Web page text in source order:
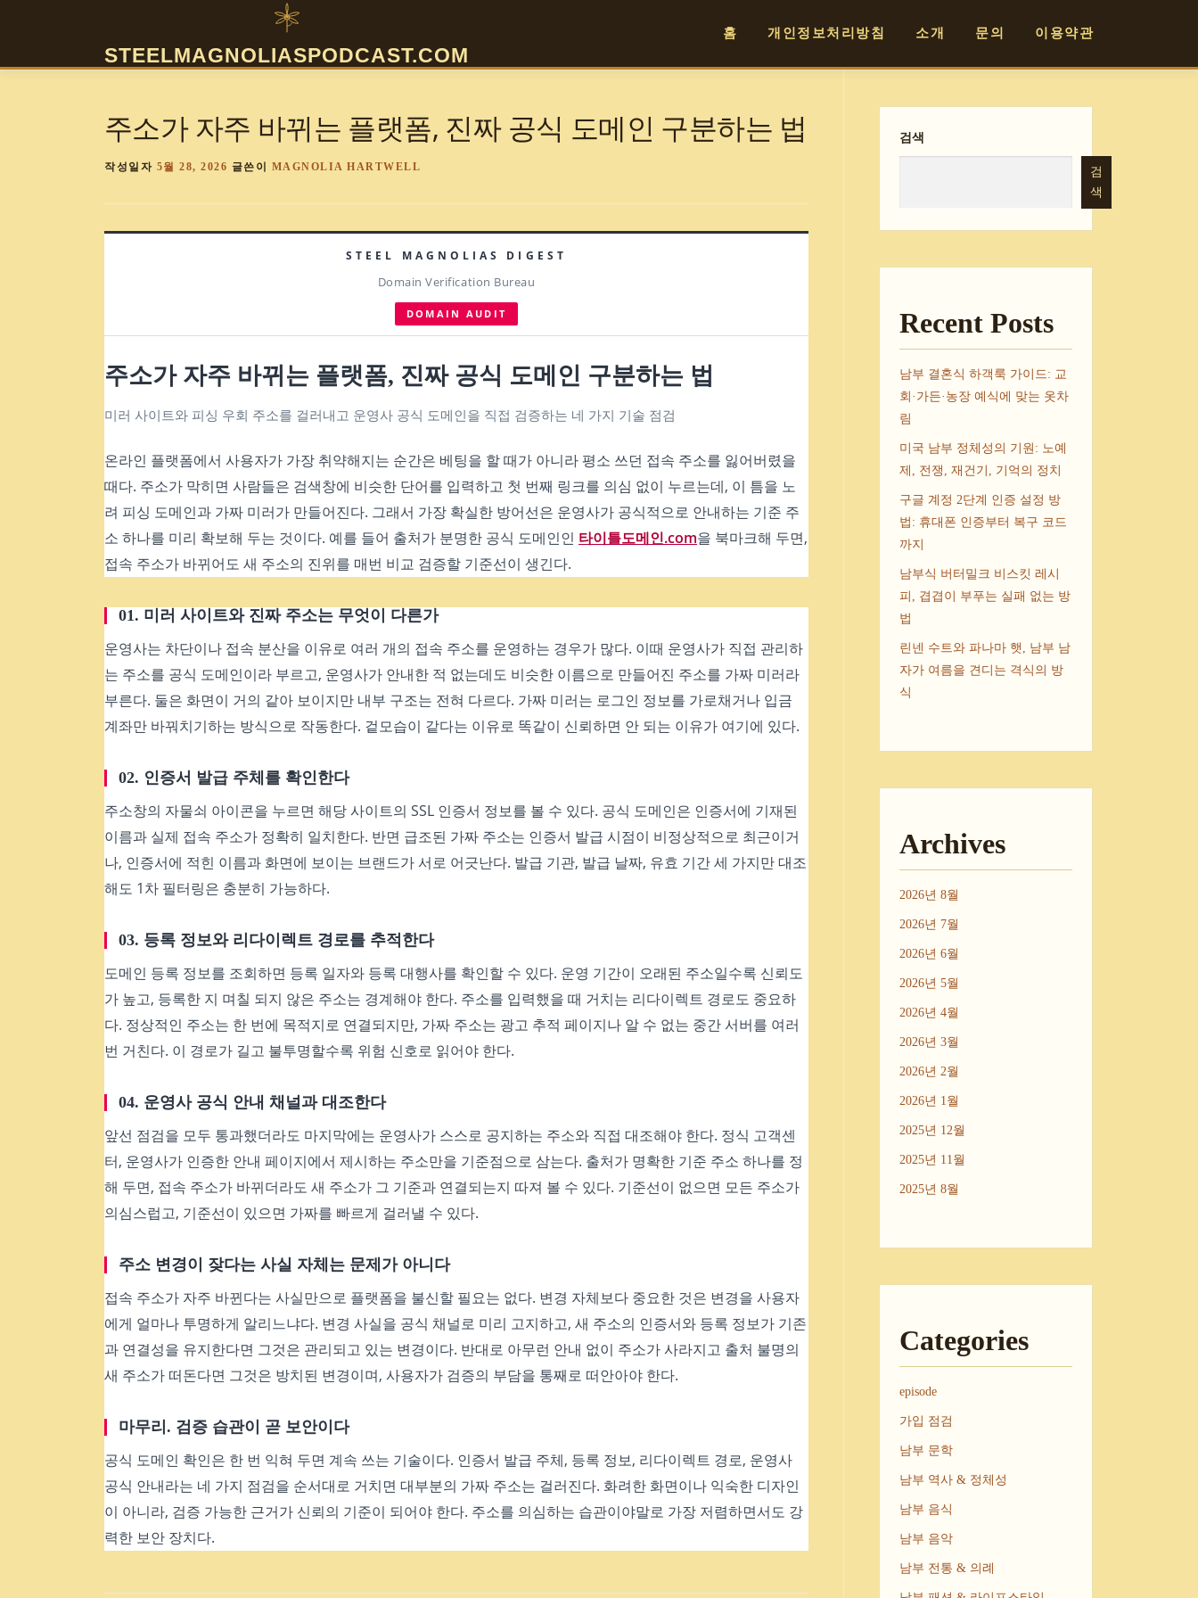
STEELMAGNOLIASPODCAST.COM
홈 개인정보처리방침 소개 문의 이용약관
주소가 자주 바뀌는 플랫폼, 진짜 공식 도메인 구분하는 법
작성일자 5월 28, 2026 글쓴이 MAGNOLIA HARTWELL
STEEL MAGNOLIAS DIGEST
Domain Verification Bureau
DOMAIN AUDIT
주소가 자주 바뀌는 플랫폼, 진짜 공식 도메인 구분하는 법
미러 사이트와 피싱 우회 주소를 걸러내고 운영사 공식 도메인을 직접 검증하는 네 가지 기술 점검
온라인 플랫폼에서 사용자가 가장 취약해지는 순간은 베팅을 할 때가 아니라 평소 쓰던 접속 주소를 잃어버렸을
때다. 주소가 막히면 사람들은 검색창에 비슷한 단어를 입력하고 첫 번째 링크를 의심 없이 누르는데, 이 틈을 노
려 피싱 도메인과 가짜 미러가 만들어진다. 그래서 가장 확실한 방어선은 운영사가 공식적으로 안내하는 기준 주
소 하나를 미리 확보해 두는 것이다. 예를 들어 출처가 분명한 공식 도메인인 타이틀도메인.com을 북마크해 두면,
접속 주소가 바뀌어도 새 주소의 진위를 매번 비교 검증할 기준선이 생긴다.
01. 미러 사이트와 진짜 주소는 무엇이 다른가
운영사는 차단이나 접속 분산을 이유로 여러 개의 접속 주소를 운영하는 경우가 많다. 이때 운영사가 직접 관리하
는 주소를 공식 도메인이라 부르고, 운영사가 안내한 적 없는데도 비슷한 이름으로 만들어진 주소를 가짜 미러라
부른다. 둘은 화면이 거의 같아 보이지만 내부 구조는 전혀 다르다. 가짜 미러는 로그인 정보를 가로채거나 입금
계좌만 바꿔치기하는 방식으로 작동한다. 겉모습이 같다는 이유로 똑같이 신뢰하면 안 되는 이유가 여기에 있다.
02. 인증서 발급 주체를 확인한다
주소창의 자물쇠 아이콘을 누르면 해당 사이트의 SSL 인증서 정보를 볼 수 있다. 공식 도메인은 인증서에 기재된
이름과 실제 접속 주소가 정확히 일치한다. 반면 급조된 가짜 주소는 인증서 발급 시점이 비정상적으로 최근이거
나, 인증서에 적힌 이름과 화면에 보이는 브랜드가 서로 어긋난다. 발급 기관, 발급 날짜, 유효 기간 세 가지만 대조
해도 1차 필터링은 충분히 가능하다.
03. 등록 정보와 리다이렉트 경로를 추적한다
도메인 등록 정보를 조회하면 등록 일자와 등록 대행사를 확인할 수 있다. 운영 기간이 오래된 주소일수록 신뢰도
가 높고, 등록한 지 며칠 되지 않은 주소는 경계해야 한다. 주소를 입력했을 때 거치는 리다이렉트 경로도 중요하
다. 정상적인 주소는 한 번에 목적지로 연결되지만, 가짜 주소는 광고 추적 페이지나 알 수 없는 중간 서버를 여러
번 거친다. 이 경로가 길고 불투명할수록 위험 신호로 읽어야 한다.
04. 운영사 공식 안내 채널과 대조한다
앞선 점검을 모두 통과했더라도 마지막에는 운영사가 스스로 공지하는 주소와 직접 대조해야 한다. 정식 고객센
터, 운영사가 인증한 안내 페이지에서 제시하는 주소만을 기준점으로 삼는다. 출처가 명확한 기준 주소 하나를 정
해 두면, 접속 주소가 바뀌더라도 새 주소가 그 기준과 연결되는지 따져 볼 수 있다. 기준선이 없으면 모든 주소가
의심스럽고, 기준선이 있으면 가짜를 빠르게 걸러낼 수 있다.
주소 변경이 잦다는 사실 자체는 문제가 아니다
접속 주소가 자주 바뀐다는 사실만으로 플랫폼을 불신할 필요는 없다. 변경 자체보다 중요한 것은 변경을 사용자
에게 얼마나 투명하게 알리느냐다. 변경 사실을 공식 채널로 미리 고지하고, 새 주소의 인증서와 등록 정보가 기존
과 연결성을 유지한다면 그것은 관리되고 있는 변경이다. 반대로 아무런 안내 없이 주소가 사라지고 출처 불명의
새 주소가 떠돈다면 그것은 방치된 변경이며, 사용자가 검증의 부담을 통째로 떠안아야 한다.
마무리. 검증 습관이 곧 보안이다
공식 도메인 확인은 한 번 익혀 두면 계속 쓰는 기술이다. 인증서 발급 주체, 등록 정보, 리다이렉트 경로, 운영사
공식 안내라는 네 가지 점검을 순서대로 거치면 대부분의 가짜 주소는 걸러진다. 화려한 화면이나 익숙한 디자인
이 아니라, 검증 가능한 근거가 신뢰의 기준이 되어야 한다. 주소를 의심하는 습관이야말로 가장 저렴하면서도 강
력한 보안 장치다.
검색
검
색
Recent Posts
남부 결혼식 하객룩 가이드: 교
회·가든·농장 예식에 맞는 옷차
림
미국 남부 정체성의 기원: 노예
제, 전쟁, 재건기, 기억의 정치
구글 계정 2단계 인증 설정 방
법: 휴대폰 인증부터 복구 코드
까지
남부식 버터밀크 비스킷 레시
피, 겹겹이 부푸는 실패 없는 방
법
린넨 수트와 파나마 햇, 남부 남
자가 여름을 견디는 격식의 방
식
Archives
2026년 8월
2026년 7월
2026년 6월
2026년 5월
2026년 4월
2026년 3월
2026년 2월
2026년 1월
2025년 12월
2025년 11월
2025년 8월
Categories
episode
가입 점검
남부 문학
남부 역사 & 정체성
남부 음식
남부 음악
남부 전통 & 의례